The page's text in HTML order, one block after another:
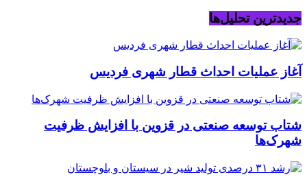
جدیدترین تحلیل‌ها
آغاز عملیات احداث قطار شهری فردیس
شتاب توسعه صنعتی در قزوین با افزایش ظرفیت
شهرک‌ها